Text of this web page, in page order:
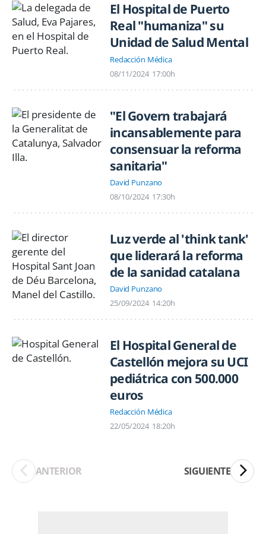
El Hospital de Puerto
Real "humaniza" su
Unidad de Salud Mental
Redacción Médica
08/11/2024 17:00h
"El Govern trabajará
incansablemente para
consensuar la reforma
sanitaria"
David Punzano
08/10/2024 17:30h
Luz verde al 'think tank'
que liderará la reforma
de la sanidad catalana
David Punzano
25/09/2024 14:20h
El Hospital General de
Castellón mejora su UCI
pediátrica con 500.000
euros
Redacción Médica
22/05/2024 18:20h
ANTERIOR SIGUIENTE